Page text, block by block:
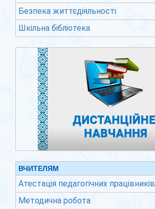
Безпека життєдіяльності
Шкільна бібліотека
ВЧИТЕЛЯМ
Атестація педагогічних працівників
Методична робота